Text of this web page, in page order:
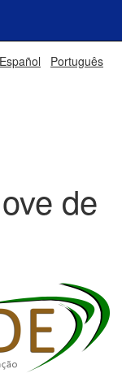
Español Português
de